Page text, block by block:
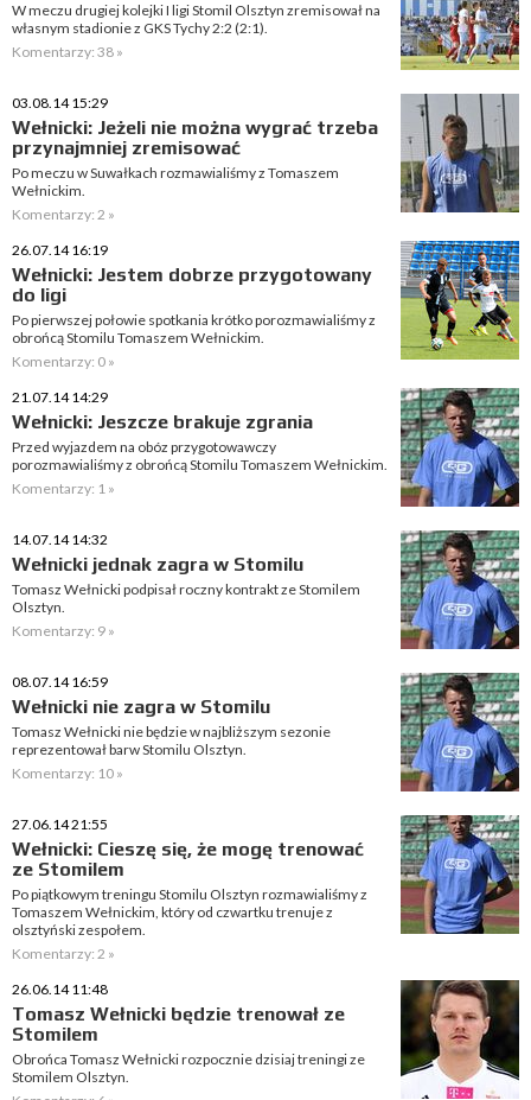
W meczu drugiej kolejki I ligi Stomil Olsztyn zremisował na
własnym stadionie z GKS Tychy 2:2 (2:1).
Komentarzy: 38 »
03.08.14 15:29
Wełnicki: Jeżeli nie można wygrać trzeba
przynajmniej zremisować
Po meczu w Suwałkach rozmawialiśmy z Tomaszem
Wełnickim.
Komentarzy: 2 »
26.07.14 16:19
Wełnicki: Jestem dobrze przygotowany
do ligi
Po pierwszej połowie spotkania krótko porozmawialiśmy z
obrońcą Stomilu Tomaszem Wełnickim.
Komentarzy: 0 »
21.07.14 14:29
Wełnicki: Jeszcze brakuje zgrania
Przed wyjazdem na obóz przygotowawczy
porozmawialiśmy z obrońcą Stomilu Tomaszem Wełnickim.
Komentarzy: 1 »
14.07.14 14:32
Wełnicki jednak zagra w Stomilu
Tomasz Wełnicki podpisał roczny kontrakt ze Stomilem
Olsztyn.
Komentarzy: 9 »
08.07.14 16:59
Wełnicki nie zagra w Stomilu
Tomasz Wełnicki nie będzie w najbliższym sezonie
reprezentował barw Stomilu Olsztyn.
Komentarzy: 10 »
27.06.14 21:55
Wełnicki: Cieszę się, że mogę trenować
ze Stomilem
Po piątkowym treningu Stomilu Olsztyn rozmawialiśmy z
Tomaszem Wełnickim, który od czwartku trenuje z
olsztyński zespołem.
Komentarzy: 2 »
26.06.14 11:48
Tomasz Wełnicki będzie trenował ze
Stomilem
Obrońca Tomasz Wełnicki rozpocznie dzisiaj treningi ze
Stomilem Olsztyn.